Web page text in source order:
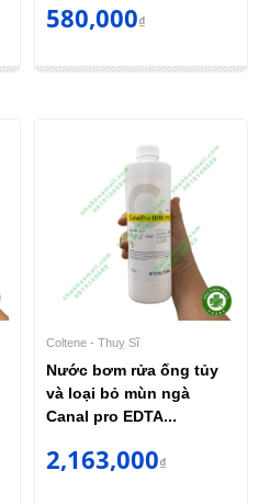
580,000₫
Coltene - Thuỵ Sĩ
Nước bơm rửa ống tủy
và loại bỏ mùn ngà
Canal pro EDTA...
2,163,000₫